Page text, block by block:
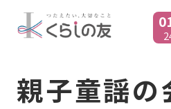
親子童謡の